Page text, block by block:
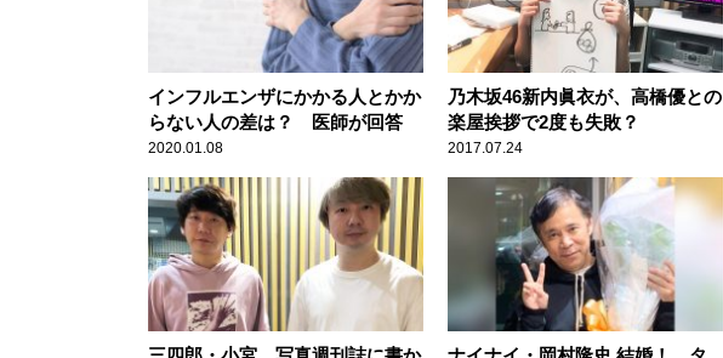
インフルエンザにかかる人とかか
らない人の差は？ 医師が回答
2020.01.08
乃木坂46新内眞衣が、高橋優との
楽屋挨拶で2度も失敗？
2017.07.24